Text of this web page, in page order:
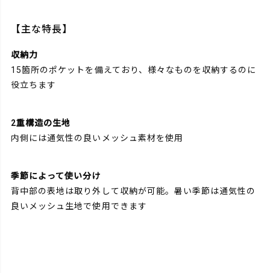
【主な特長】
収納力
15箇所のポケットを備えており、様々なものを収納するのに
役立ちます
2重構造の生地
内側には通気性の良いメッシュ素材を使用
季節によって使い分け
背中部の表地は取り外して収納が可能。暑い季節は通気性の
良いメッシュ生地で使用できます